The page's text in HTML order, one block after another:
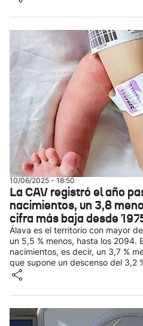
10/06/2025 - 18:50
La CAV registró el año
nacimientos, un 3,8
cifra más baja desde
Álava es el territorio con mayor
un 5,5 % menos, hasta los 2094.
nacimientos, es decir, un 3,7 %
que supone un descenso del 3,2